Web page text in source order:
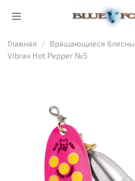
Главная Вращающиеся блесны
Vibrax Hot Pepper №5